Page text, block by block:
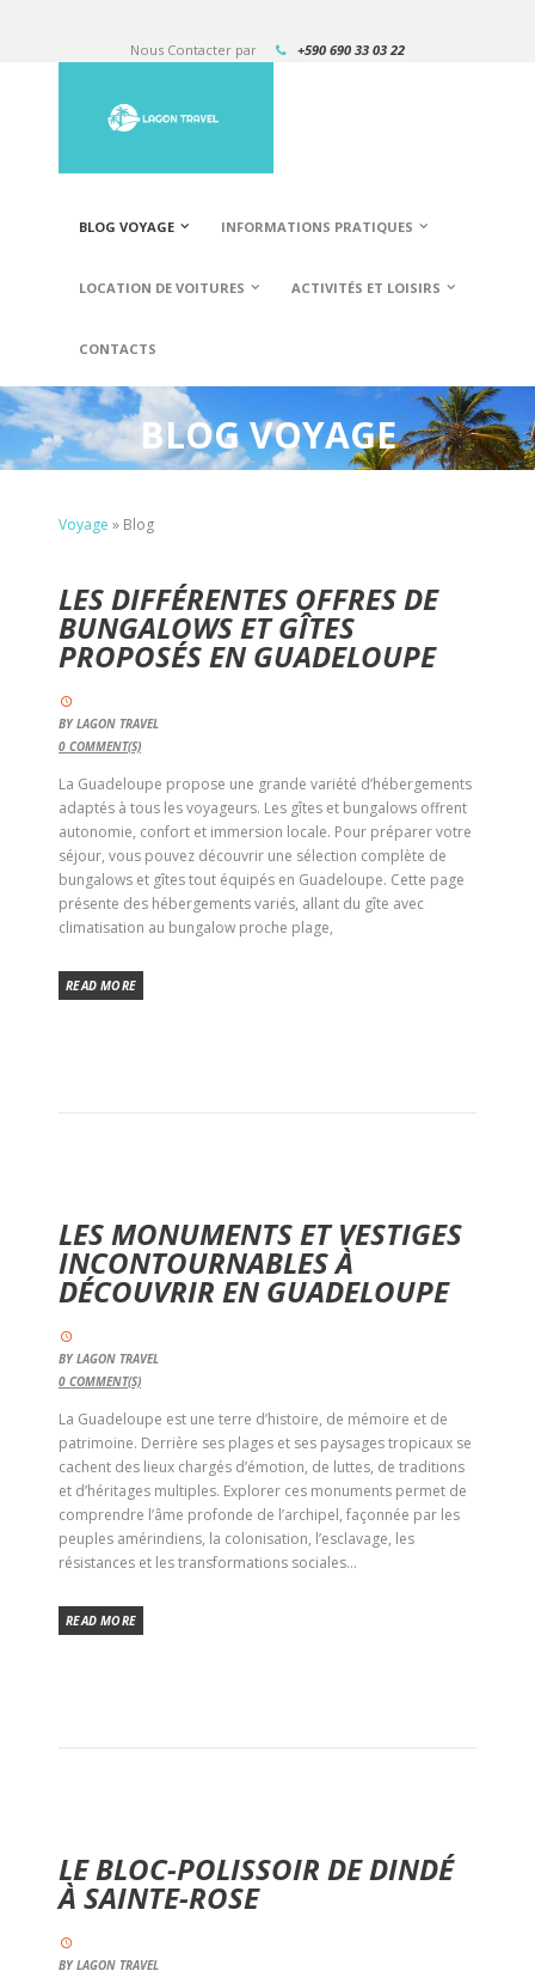
Nous Contacter par +590 690 33 03 22
BLOG VOYAGE INFORMATIONS PRATIQUES
LOCATION DE VOITURES ACTIVITÉS ET LOISIRS
CONTACTS
BLOG VOYAGE
Voyage » Blog
LES DIFFÉRENTES OFFRES DE
BUNGALOWS ET GÎTES
PROPOSÉS EN GUADELOUPE
BYLAGON TRAVEL
0 COMMENT(S)
La Guadeloupe propose une grande variété d’hébergements
adaptés à tous les voyageurs. Les gîtes et bungalows offrent
autonomie, confort et immersion locale. Pour préparer votre
séjour, vous pouvez découvrir une sélection complète de
bungalows et gîtes tout équipés en Guadeloupe. Cette page
présente des hébergements variés, allant du gîte avec
climatisation au bungalow proche plage,
READ MORE
LES MONUMENTS ET VESTIGES
INCONTOURNABLES À
DÉCOUVRIR EN GUADELOUPE
BYLAGON TRAVEL
0 COMMENT(S)
La Guadeloupe est une terre d’histoire, de mémoire et de
patrimoine. Derrière ses plages et ses paysages tropicaux se
cachent des lieux chargés d’émotion, de luttes, de traditions
et d’héritages multiples. Explorer ces monuments permet de
comprendre l’âme profonde de l’archipel, façonnée par les
peuples amérindiens, la colonisation, l’esclavage, les
résistances et les transformations sociales...
READ MORE
LE BLOC-POLISSOIR DE DINDÉ
À SAINTE-ROSE
BYLAGON TRAVEL